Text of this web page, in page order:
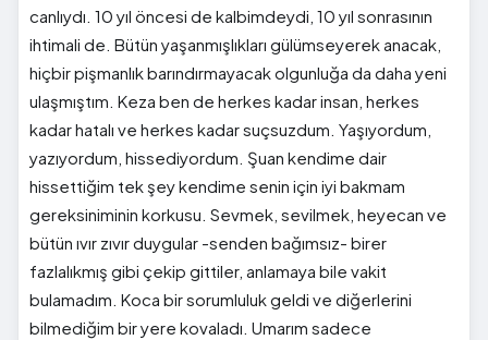
canlıydı. 10 yıl öncesi de kalbimdeydi, 10 yıl sonrasının
ihtimali de. Bütün yaşanmışlıkları gülümseyerek anacak,
hiçbir pişmanlık barındırmayacak olgunluğa da daha yeni
ulaşmıştım. Keza ben de herkes kadar insan, herkes
kadar hatalı ve herkes kadar suçsuzdum. Yaşıyordum,
yazıyordum, hissediyordum. Şuan kendime dair
hissettiğim tek şey kendime senin için iyi bakmam
gereksiniminin korkusu. Sevmek, sevilmek, heyecan ve
bütün ıvır zıvır duygular -senden bağımsız- birer
fazlalıkmış gibi çekip gittiler, anlamaya bile vakit
bulamadım. Koca bir sorumluluk geldi ve diğerlerini
bilmediğim bir yere kovaladı. Umarım sadece